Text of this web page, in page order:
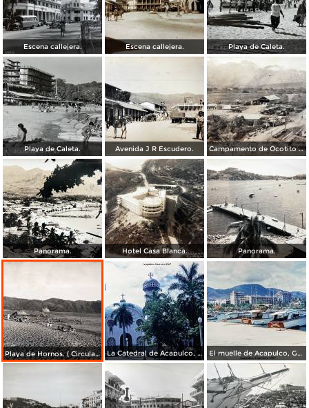
Escena callejera. Escena callejera. Playa de Caleta.
Playa de Caleta. Avenida J R Escudero. Campamento de Ocotito Carretera de Mexico-Acapulco.
Panorama. Hotel Casa Blanca. Panorama.
Playa de Hornos. ( Circulada el 21 de Marzo de 1940 ). La Catedral de Acapulco, Guerrero 1967. El muelle de Acapulco, Guerrero 1967.